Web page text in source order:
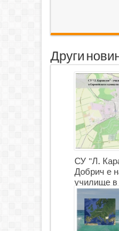
Други
СУ "Л.
Добрич е
училище в